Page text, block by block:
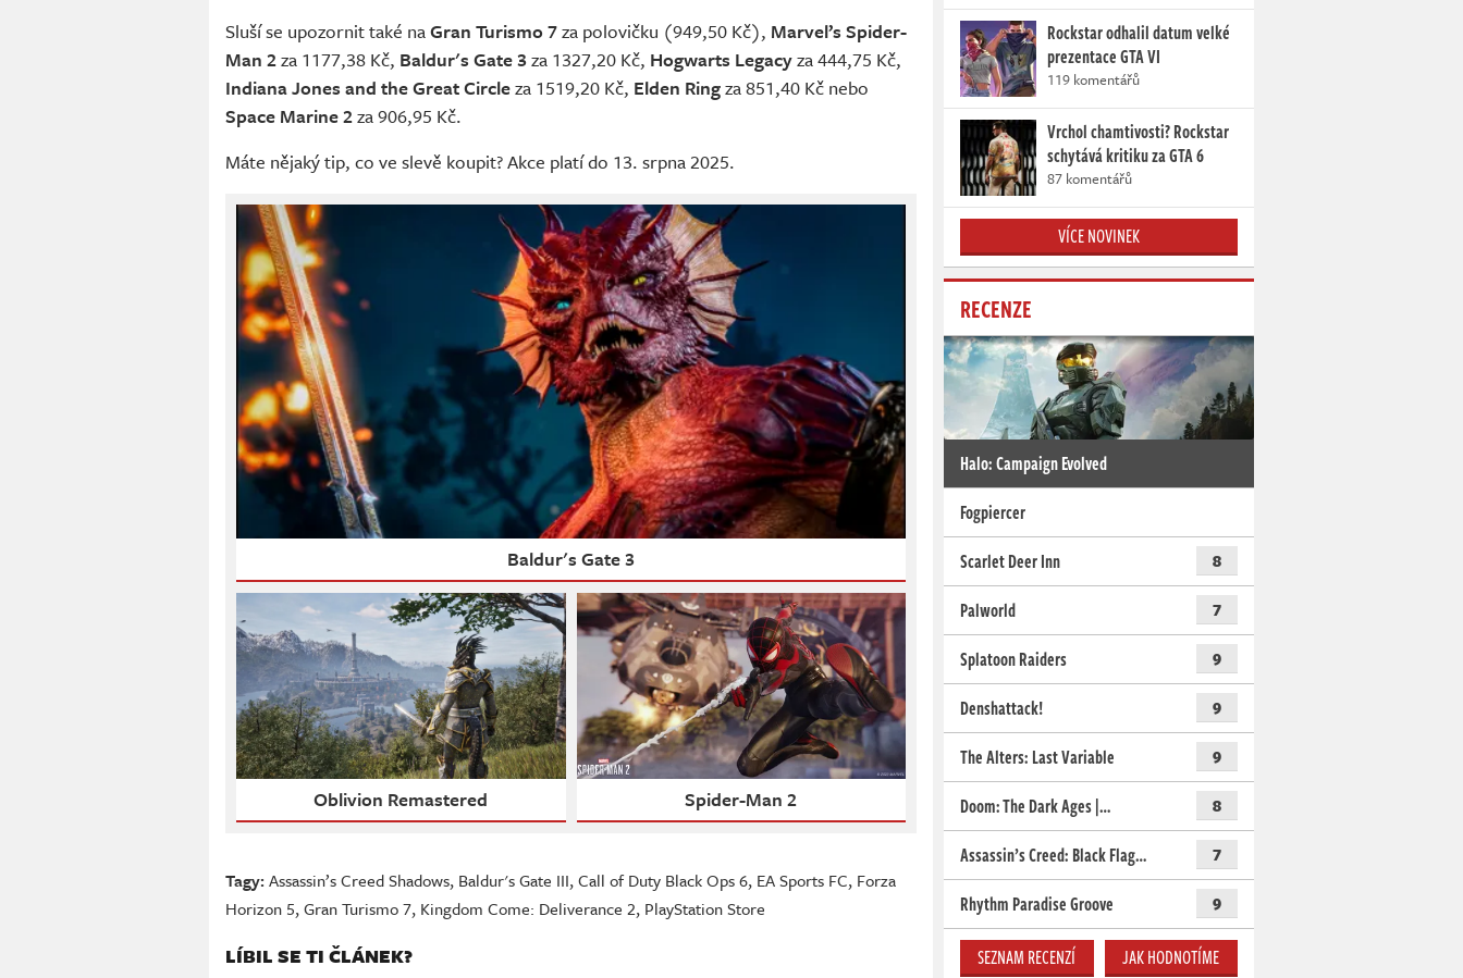
Sluší se upozornit také naGran Turismo 7za polovičku (949,50 Kč), Marvel’s Spider-
Man 2za 1177,38 Kč, Baldur's Gate 3za 1327,20 Kč, Hogwarts Legacyza 444,75 Kč,
Indiana Jones and the Great Circleza 1519,20 Kč, Elden Ringza 851,40 Kč nebo
Space Marine 2za 906,95 Kč.
Máte nějaký tip, co ve slevě koupit? Akce platí do 13. srpna 2025.
Baldur's Gate 3
Oblivion Remastered Spider-Man 2
Tagy:Assassin’s Creed Shadows, Baldur's Gate III,Call of Duty Black Ops 6, EA Sports FC, Forza
Horizon 5,Gran Turismo 7, Kingdom Come: Deliverance 2, PlayStation Store
LÍBIL SE TI ČLÁNEK?
Rockstar odhalil datum velké
prezentace GTA VI
119 komentářů
Vrchol chamtivosti? Rockstar
schytává kritiku za GTA 6
87 komentářů
VÍCE NOVINEK
RECENZE
Halo: Campaign Evolved
Fogpiercer
Scarlet Deer Inn
8
Palworld 7
Splatoon Raiders 9
Denshattack! 9
The Alters: Last Variable 9
Doom: The Dark Ages |… 8
Assassin’s Creed: Black Flag… 7
Rhythm Paradise Groove 9
SEZNAM RECENZÍ JAK HODNOTÍME